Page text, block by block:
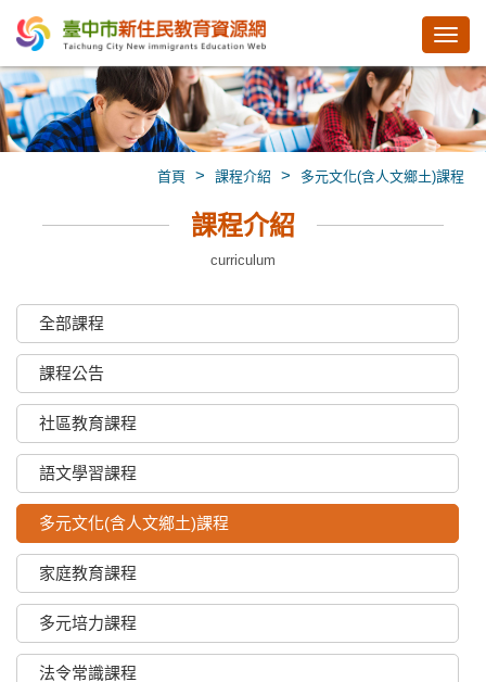
首頁 > 課程介紹 > 多元文化(含人文鄉土)課程
課程介紹
curriculum
全部課程
課程公告
社區教育課程
語文學習課程
多元文化(含人文鄉土)課程
家庭教育課程
多元培力課程
法令常識課程